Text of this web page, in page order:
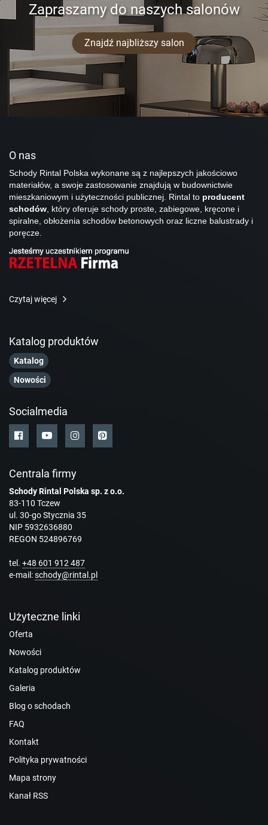
Zapraszamy do naszych salonów
Znajdź najbliższy salon
O nas
Schody Rintal Polska wykonane są z najlepszych jakościowo
materiałów, a swoje zastosowanie znajdują w budownictwie
mieszkaniowym i użyteczności publicznej. Rintal to producent
schodów , który oferuje schody proste, zabiegowe, kręcone i
spiralne, obłożenia schodów betonowych oraz liczne balustrady i
poręcze.
Czytaj więcej
Katalog produktów
Katalog
Nowości
Socialmedia
Centrala firmy
Schody Rintal Polska sp. z o.o.
83-110 Tczew
ul. 30-go Stycznia 35
NIP 5932636880
REGON 524896769
tel. +48 601 912 487
e-mail:schody@rintal.pl
Użyteczne linki
Oferta
Nowości
Katalog produktów
Galeria
Blog o schodach
FAQ
Kontakt
Polityka prywatności
Mapa strony
Kanał RSS